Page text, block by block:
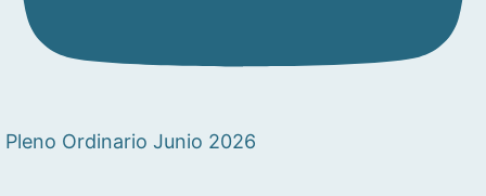
Pleno Ordinario Junio 2026